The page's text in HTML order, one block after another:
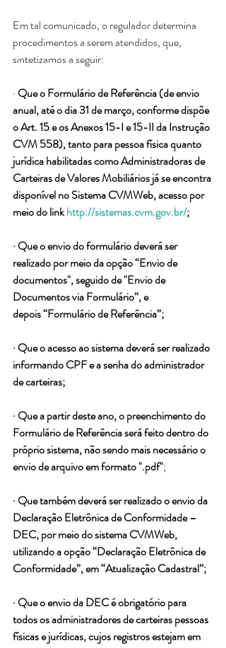
Em tal comunicado, o regulador determina
procedimentos a serem atendidos, que,
sintetizamos a seguir:
· Que o Formulário de Referência (de envio
anual, até o dia 31 de março, conforme dispõe
o Art. 15 e os Anexos 15-I e 15-II da Instrução
CVM 558), tanto para pessoa física quanto
jurídica habilitadas como Administradoras de
Carteiras de Valores Mobiliários já se encontra
disponível no Sistema CVMWeb, acesso por
meio do link http://sistemas.cvm.gov.br/;
· Que o envio do formulário deverá ser
realizado por meio da opção “Envio de
documentos", seguido de "Envio de
Documentos via Formulário”, e
depois “Formulário de Referência”;
· Que o acesso ao sistema deverá ser realizado
informando CPF e a senha do administrador
de carteiras;
· Que a partir deste ano, o preenchimento do
Formulário de Referência será feito dentro do
próprio sistema, não sendo mais necessário o
envio de arquivo em formato ".pdf";
· Que também deverá ser realizado o envio da
Declaração Eletrônica de Conformidade –
DEC, por meio do sistema CVMWeb,
utilizando a opção “Declaração Eletrônica de
Conformidade”, em “Atualização Cadastral”;
· Que o envio da DEC é obrigatório para
todos os administradores de carteiras pessoas
físicas e jurídicas, cujos registros estejam em